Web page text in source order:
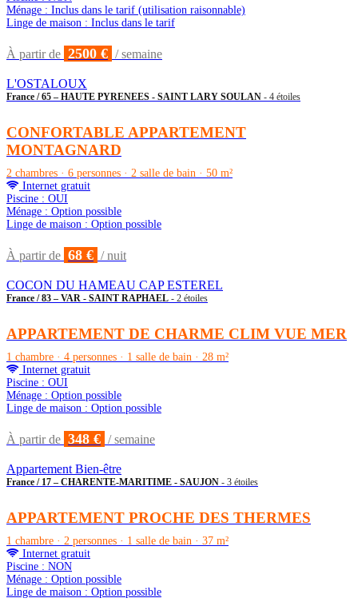
Ménage : Inclus dans le tarif (utilisation raisonnable)
Linge de maison : Inclus dans le tarif
À partir de 2500 € / semaine
L'OSTALOUX
France / 65 – HAUTE PYRENEES - SAINT LARY SOULAN - 4 étoiles
CONFORTABLE APPARTEMENT
MONTAGNARD
2 chambres · 6 personnes · 2 salle de bain · 50 m²
Internet gratuit
Piscine : OUI
Ménage : Option possible
Linge de maison : Option possible
À partir de 68 € / nuit
COCON DU HAMEAU CAP ESTEREL
France / 83 – VAR - SAINT RAPHAEL - 2 étoiles
APPARTEMENT DE CHARME CLIM VUE MER
1 chambre · 4 personnes · 1 salle de bain · 28 m²
Internet gratuit
Piscine : OUI
Ménage : Option possible
Linge de maison : Option possible
À partir de 348 € / semaine
Appartement Bien-être
France / 17 – CHARENTE-MARITIME - SAUJON - 3 étoiles
APPARTEMENT PROCHE DES THERMES
1 chambre · 2 personnes · 1 salle de bain · 37 m²
Internet gratuit
Piscine : NON
Ménage : Option possible
Linge de maison : Option possible